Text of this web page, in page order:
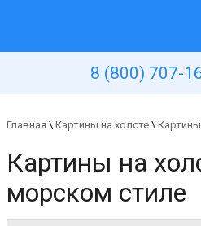
8 (800) 707-
Главная \ Картины на холсте \
Картины на
морском стиле